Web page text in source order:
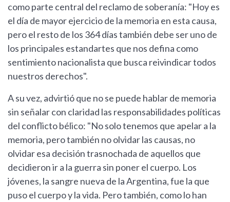
como parte central del reclamo de soberanía: "Hoy es
el día de mayor ejercicio de la memoria en esta causa,
pero el resto de los 364 días también debe ser uno de
los principales estandartes que nos defina como
sentimiento nacionalista que busca reivindicar todos
nuestros derechos".
A su vez, advirtió que no se puede hablar de memoria
sin señalar con claridad las responsabilidades políticas
del conflicto bélico: "No solo tenemos que apelar a la
memoria, pero también no olvidar las causas, no
olvidar esa decisión trasnochada de aquellos que
decidieron ir a la guerra sin poner el cuerpo. Los
jóvenes, la sangre nueva de la Argentina, fue la que
puso el cuerpo y la vida. Pero también, como lo han